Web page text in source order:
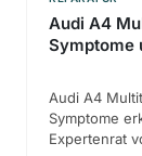
Audi A4
Symptome
Audi A4
Symptome
Expertenrat